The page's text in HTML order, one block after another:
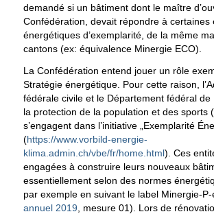
demandé si un bâtiment dont le maître
Confédération, devait répondre à certaines
énergétiques d’exemplarité, de la même
cantons (ex: équivalence Minergie ECO).
La Confédération entend jouer un rôle
Stratégie énergétique. Pour cette raison,
fédérale civile et le Département fédéral de
la protection de la population et des sports
s’engagent dans l’initiative „Exemplarité
(https://www.vorbild-energie-
klima.admin.ch/vbe/fr/home.html). Ces
engagées à construire leurs nouveaux
essentiellement selon des normes
par exemple en suivant le label Minergie-
annuel 2019 , mesure 01). Lors de